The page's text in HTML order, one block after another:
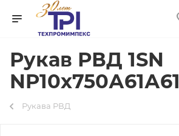
Рукав РВД 1SN
NP10х750А61А61
Рукава РВД